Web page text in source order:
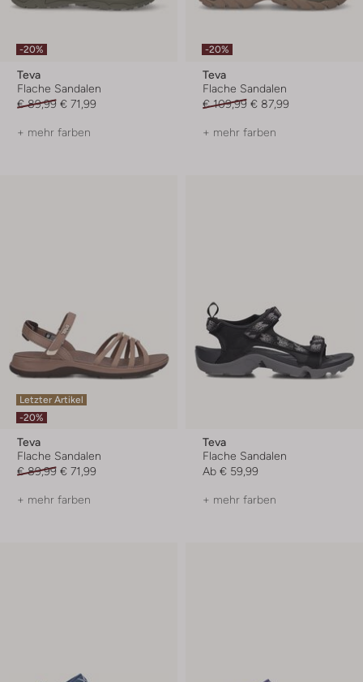
-20%
Teva
Flache Sandalen
€ 89,99 € 71,99
+ mehr farben
-20%
Teva
Flache Sandalen
€ 109,99 € 87,99
+ mehr farben
Letzter Artikel
-20%
Teva
Flache Sandalen
€ 89,99 € 71,99
+ mehr farben
Teva
Flache Sandalen
Ab € 59,99
+ mehr farben